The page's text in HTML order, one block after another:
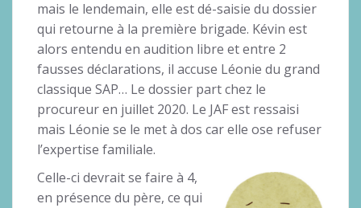
mais le lendemain, elle est dé-saisie du dossier
qui retourne à la première brigade. Kévin est
alors entendu en audition libre et entre 2
fausses déclarations, il accuse Léonie du grand
classique SAP… Le dossier part chez le
procureur en juillet 2020. Le JAF est ressaisi
mais Léonie se le met à dos car elle ose refuser
l’expertise familiale.
Celle-ci devrait se faire à 4,
en présence du père, ce qui